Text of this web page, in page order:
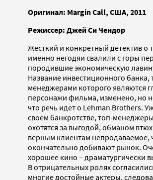
Оригинал: MarginCall, США, 2011
Режиссер: Джей Си Чендор
Жесткий и конкретный детектив о
именно негодяи свалили с горы
породившие экономическую
Название инвестиционного банка,
менеджерами которого являются
персонажи фильма, изменено, но
что речь идет о Lehman Brothers.
своем банкротстве, топ-
охотятся за выгодой, обманом
верным клиентам непродаваемое,
окончательно добивают рынок.
хорошее кино – драматургически
В отрицательных ролях
многие достойные актеры,